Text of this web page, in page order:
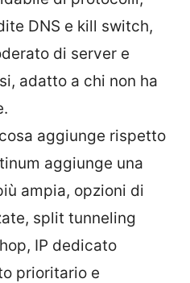
DNS e kill switch,
di server e
adatto a chi non ha
aggiunge rispetto
aggiunge una
ampia, opzioni di
split tunneling
IP dedicato
prioritario e